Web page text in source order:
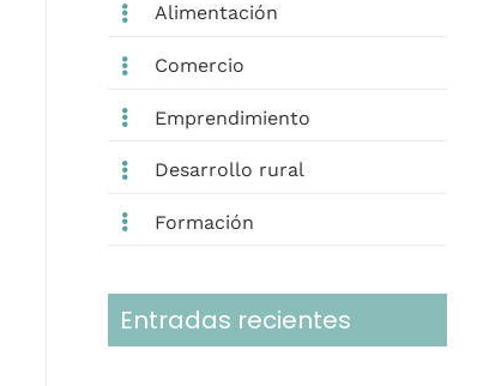
Alimentación
Comercio
Emprendimiento
Desarrollo rural
Formación
Entradas recientes